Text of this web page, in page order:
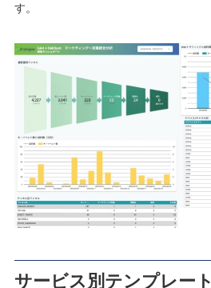
す。
サービス別テンプレート